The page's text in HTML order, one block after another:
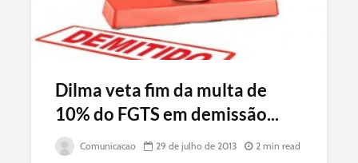
Dilma veta fim da multa de
10% do FGTS em demissão...
Comunicacao 29 de julho de 2013 2 min read